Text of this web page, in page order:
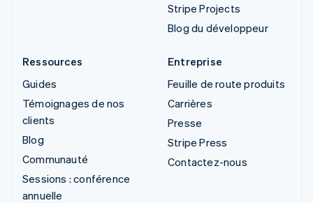
Stripe Projects
Blog du développeur
Ressources
Guides
Témoignages de nos
clients
Blog
Communauté
Sessions : conférence
annuelle
Entreprise
Feuille de route produits
Carrières
Presse
Stripe Press
Contactez-nous